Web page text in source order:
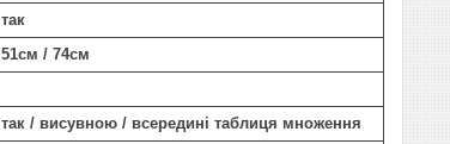
так
51см / 74см
так / висувною / всередині таблиця множення